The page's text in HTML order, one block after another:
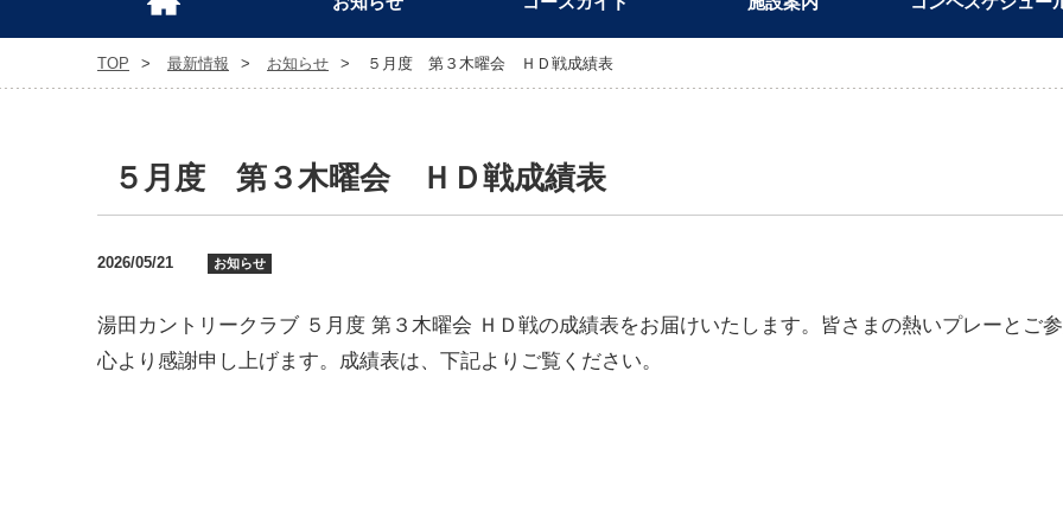
TOP 最新情報 お知らせ ５月度 第３木曜会 ＨＤ戦成績表
５月度 第３木曜会 ＨＤ戦成績表
2026/05/21 お知らせ
湯田カントリークラブ ５月度 第３木曜会 ＨＤ戦の成績表をお届けいたします。皆さまの熱いプレーとご
心より感謝申し上げます。成績表は、下記よりご覧ください。